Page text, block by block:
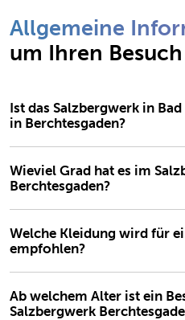
Allgemeine
um Ihren Besuch
Ist das Salzbergwerk in
in Berchtesgaden?
Wieviel Grad hat es im
Berchtesgaden?
Welche Kleidung wird für
empfohlen?
Ab welchem Alter ist ein
Salzbergwerk